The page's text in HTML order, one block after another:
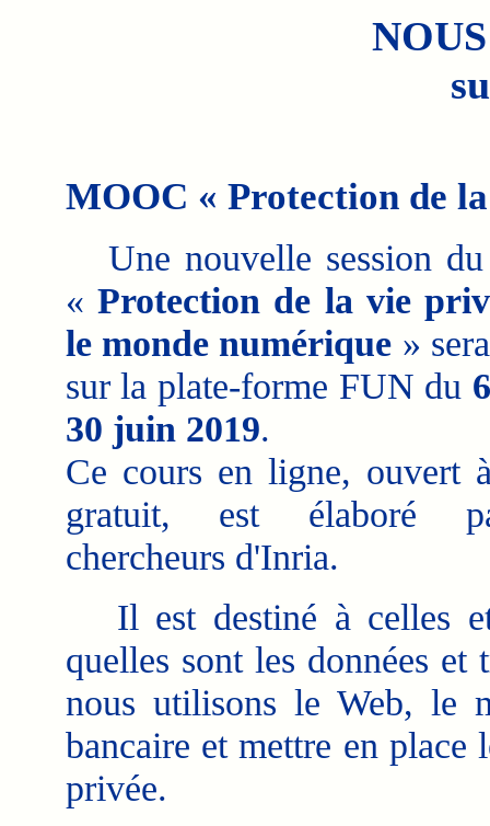
MOOC « Protection de
Une nouvelle session
« Protection de la vie
le monde numérique »
sur la plate-forme FUN du
30 juin 2019.
Ce cours en ligne, ouvert
gratuit, est élaboré
chercheurs d'Inria.
Il est destiné à celles et
quelles sont les données et
nous utilisons le Web, le
bancaire et mettre en place
privée.